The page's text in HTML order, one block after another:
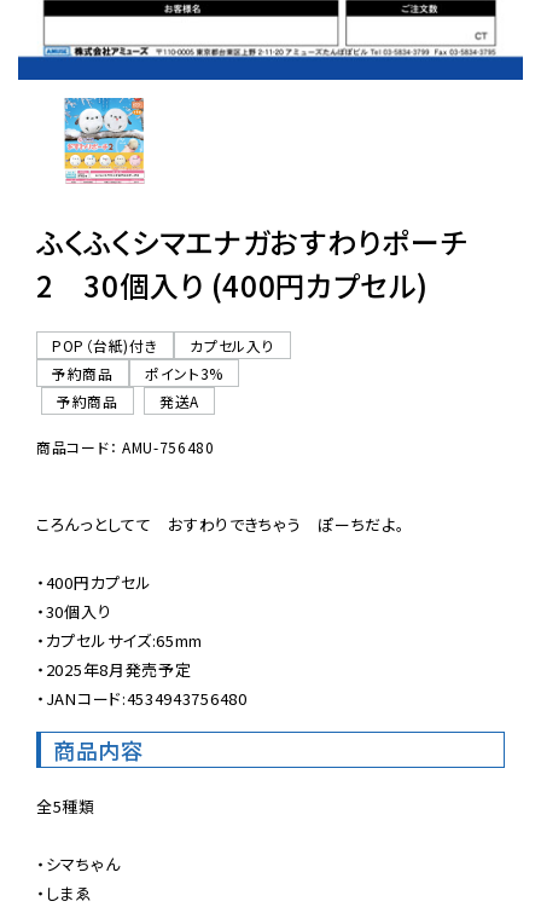
ご利用ガイド
06-6282-7659
ふくふくシマエナガおすわりポーチ
2 30個入り (400円カプセル)
POP（台紙)付き
カプセル入り
予約商品
ポイント3%
予約商品
発送A
商品コード： AMU-756480
ころんっとしてて　おすわりできちゃう　ぽーちだよ。
・400円カプセル
・30個入り
・カプセルサイズ:65mm
・2025年8月発売予定
・JANコード:4534943756480
商品内容
全5種類
・シマちゃん
・しまゑ